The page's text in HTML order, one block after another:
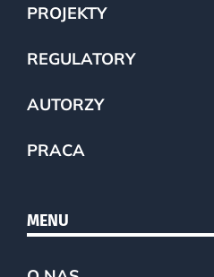
PROJEKTY
REGULATORY
AUTORZY
PRACA
MENU